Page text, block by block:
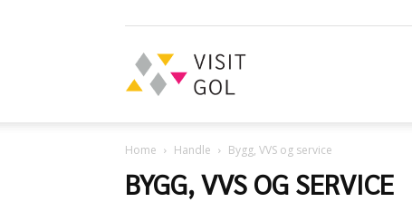
Home Handle Bygg, VVS og service
BYGG, VVS OG SERVICE